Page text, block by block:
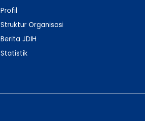
Profil
Struktur Organisasi
Berita JDIH
Statistik